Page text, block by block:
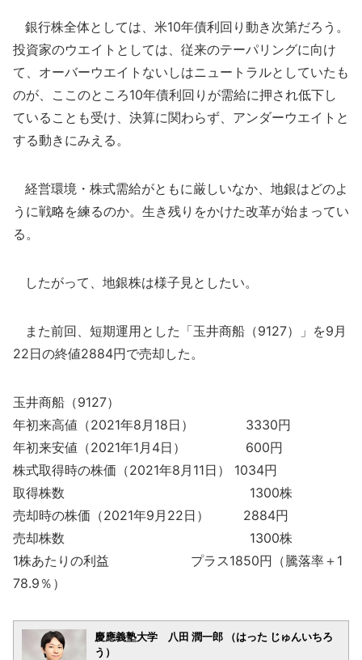
銀行株全体としては、米10年債利回り動き次第だろう。
投資家のウエイトとしては、従来のテーパリングに向け
て、オーバーウエイトないしはニュートラルとしていたも
のが、ここのところ10年債利回りが需給に押され低下し
ていることも受け、決算に関わらず、アンダーウエイトと
する動きにみえる。
経営環境・株式需給がともに厳しいなか、地銀はどのよ
うに戦略を練るのか。生き残りをかけた改革が始まってい
る。
したがって、地銀株は様子見としたい。
また前回、短期運用とした「玉井商船（9127）」を9月
22日の終値2884円で売却した。
玉井商船（9127）
年初来高値（2021年8月18日） 3330円
年初来安値（2021年1月4日） 600円
株式取得時の株価（2021年8月11日） 1034円
取得株数 1300株
売却時の株価（2021年9月22日） 2884円
売却株数 1300株
1株あたりの利益 プラス1850円（騰落率＋1
78.9％）
慶應義塾大学 八田 潤一郎 （はった じゅんいちろ
う）